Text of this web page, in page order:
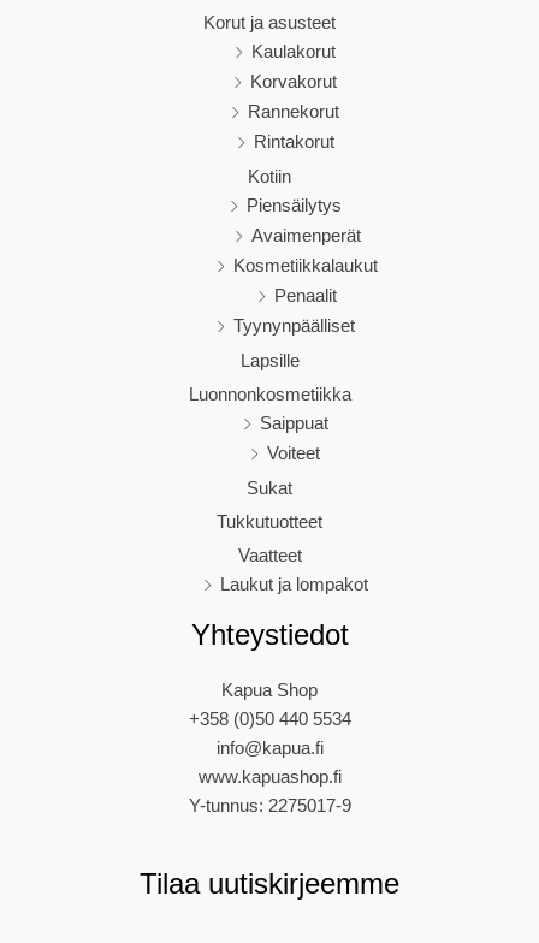
Korut ja asusteet
Kaulakorut
Korvakorut
Rannekorut
Rintakorut
Kotiin
Piensäilytys
Avaimenperät
Kosmetiikkalaukut
Penaalit
Tyynynpäälliset
Lapsille
Luonnonkosmetiikka
Saippuat
Voiteet
Sukat
Tukkutuotteet
Vaatteet
Laukut ja lompakot
Yhteystiedot
Kapua Shop
+358 (0)50 440 5534
info@kapua.fi
www.kapuashop.fi
Y-tunnus: 2275017-9
Tilaa uutiskirjeemme